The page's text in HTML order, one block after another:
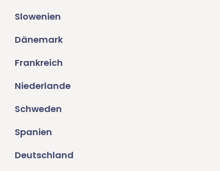
Slowenien
Dänemark
Frankreich
Niederlande
Schweden
Spanien
Deutschland